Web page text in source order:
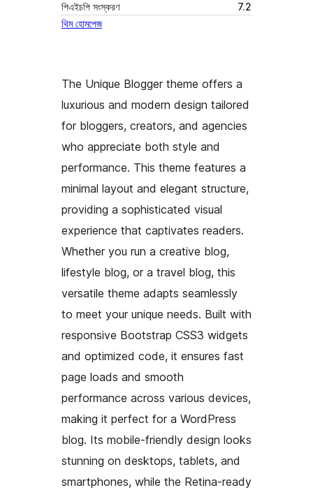
পিএইচপি সংস্করণ
7.2
থিম হোমপেজ
The Unique Blogger theme offers a
luxurious and modern design tailored
for bloggers, creators, and agencies
who appreciate both style and
performance. This theme features a
minimal layout and elegant structure,
providing a sophisticated visual
experience that captivates readers.
Whether you run a creative blog,
lifestyle blog, or a travel blog, this
versatile theme adapts seamlessly
to meet your unique needs. Built with
responsive Bootstrap CSS3 widgets
and optimized code, it ensures fast
page loads and smooth
performance across various devices,
making it perfect for a WordPress
blog. Its mobile-friendly design looks
stunning on desktops, tablets, and
smartphones, while the Retina-ready